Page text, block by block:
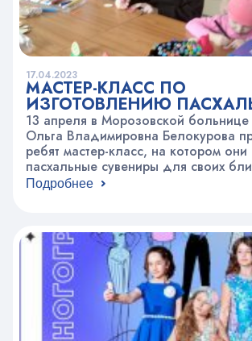
17.04.2023
МАСТЕР-КЛАСС ПО
ИЗГОТОВЛЕНИЮ
СУВЕНИРОВ
13 апреля в Морозовской
Ольга Владимировна Белокурова
ребят мастер-класс, на котором
пасхальные сувениры для своих
всегда заранее тщательно
своими руками подарки. Когда
праздничный день, люди
друга и обменивались подарками.
Подробнее